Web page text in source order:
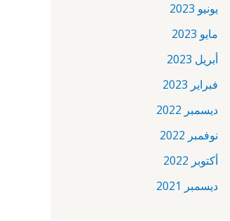
يونيو 2023
مايو 2023
أبريل 2023
فبراير 2023
ديسمبر 2022
نوفمبر 2022
أكتوبر 2022
ديسمبر 2021